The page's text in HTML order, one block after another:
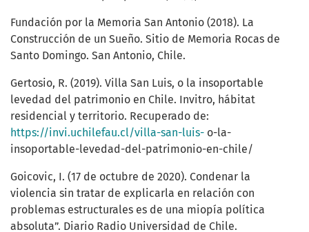
Fundación por la Memoria San Antonio (2018). La
Construcción de un Sueño. Sitio de Memoria Rocas de
Santo Domingo. San Antonio, Chile.
Gertosio, R. (2019). Villa San Luis, o la insoportable
levedad del patrimonio en Chile. Invitro, hábitat
residencial y territorio. Recuperado de:
https://invi.uchilefau.cl/villa-san-luis- o-la-
insoportable-levedad-del-patrimonio-en-chile/
Goicovic, I. (17 de octubre de 2020). Condenar la
violencia sin tratar de explicarla en relación con
problemas estructurales es de una miopía política
absoluta”. Diario Radio Universidad de Chile.